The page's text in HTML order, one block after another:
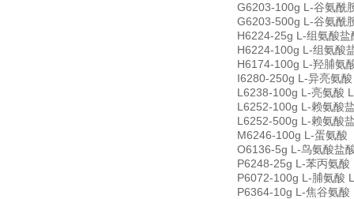
G6203-100g L-谷氨酰
G6203-500g L-谷氨酰
H6224-25g L-组氨酸
H6224-100g L-组氨酸
H6174-100g L-羟脯氨
I6280-250g L-异亮氨
L6238-100g L-亮氨酸
L6252-100g L-赖氨酸
L6252-500g L-赖氨酸
M6246-100g L-蛋氨酸
O6136-5g L-鸟氨酸盐
P6248-25g L-苯丙氨
P6072-100g L-脯氨酸
P6364-10g L-焦谷氨